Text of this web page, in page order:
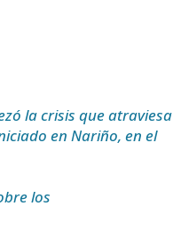
la crisis que atraviesa
en Nariño, en el
los